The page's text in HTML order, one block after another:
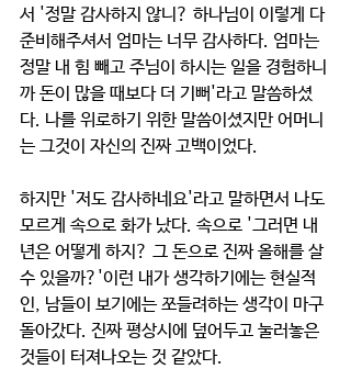
서 '정말 감사하지 않니? 하나님이 이렇게 다
준비해주셔서 엄마는 너무 감사하다. 엄마는
정말 내 힘 빼고 주님이 하시는 일을 경험하니
까 돈이 많을 때보다 더 기뻐'라고 말씀하셨
다. 나를 위로하기 위한 말씀이셨지만 어머니
는 그것이 자신의 진짜 고백이었다.
하지만 '저도 감사하네요'라고 말하면서 나도
모르게 속으로 화가 났다. 속으로 '그러면 내
년은 어떻게 하지? 그 돈으로 진짜 올해를 살
수 있을까?'이런 내가 생각하기에는 현실적
인, 남들이 보기에는 쪼들려하는 생각이 마구
돌아갔다. 진짜 평상시에 덮어두고 눌러놓은
것들이 터져나오는 것 같았다.